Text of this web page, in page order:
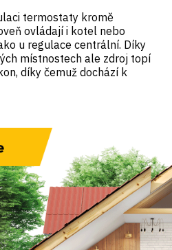
termostaty kromě
ovládají i kotel nebo
u regulace centrální. Díky
místnostech ale zdroj topí
díky čemuž dochází k